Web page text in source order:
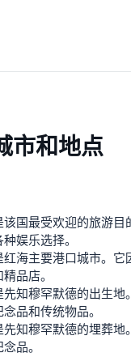
市和地点
国最受欢迎的旅游
娱乐选择。
海主要港口城市。
品店。
知穆罕默德的出生
品和传统物品。
知穆罕默德的埋葬
品。